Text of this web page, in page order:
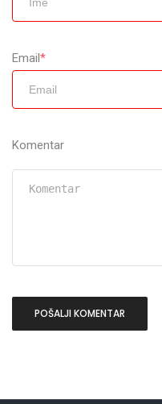
Email*
Komentar